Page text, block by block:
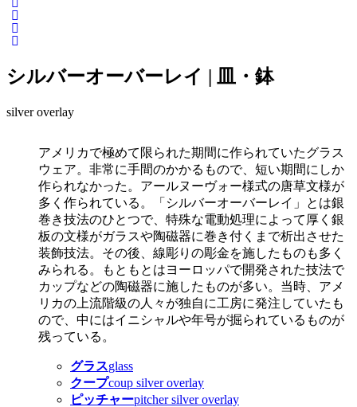
シルバーオーバーレイ | 皿・鉢
silver overlay
アメリカで極めて限られた期間に作られていたグラス
ウェア。非常に手間のかかるもので、短い期間にしか
作られなかった。アールヌーヴォー様式の唐草文様が
多く作られている。「シルバーオーバーレイ」とは銀
巻き技法のひとつで、特殊な電動処理によって厚く銀
板の文様がガラスや陶磁器に巻き付くまで析出させた
装飾技法。その後、線彫りの彫金を施したものも多く
みられる。もともとはヨーロッパで開発された技法で
カップなどの陶磁器に施したものが多い。当時、アメ
リカの上流階級の人々が独自に工房に発注していたも
ので、中にはイニシャルや年号が掘られているものが
残っている。
グラスglass
クープcoup silver overlay
ピッチャーpitcher silver overlay